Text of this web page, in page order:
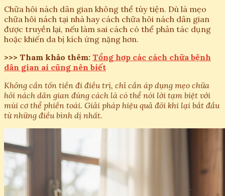
Chữa hôi nách dân gian không thể tùy tiện. Dù là mẹo
chữa hôi nách tại nhà hay cách chữa hôi nách dân gian
được truyền lại, nếu làm sai cách có thể phản tác dụng
hoặc khiến da bị kích ứng nặng hơn.
>>> Tham khảo thêm: Tổng hợp các cách chữa bệnh
dân gian ai cũng nên biết
Không cần tốn tiền đi điều trị, chỉ cần áp dụng mẹo chữa
hôi nách dân gian đúng cách là có thể nói lời tạm biệt với
mùi cơ thể phiền toái. Giải pháp hiệu quả đôi khi lại bắt đầu
từ những điều bình dị nhất.